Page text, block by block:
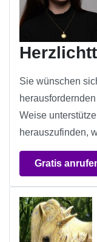
Herzlichtt
Sie wünschen
Weise
herauszufinden,
Gratis